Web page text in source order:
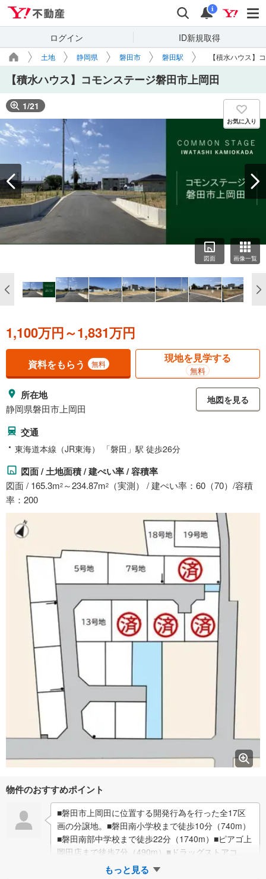
検索 通知
i
ログイン ID新規取得
土地 静岡県 磐田市 磐田駅 【積水ハウス】
【積水ハウス】コモンステージ磐田市上岡田
1/21
お気に入り
図面 画像一覧
1,100万円～1,831万円
資料をもらう 無料 現地を見学する
無料
所在地
静岡県磐田市上岡田
地図を見る
交通
東海道本線（JR東海） 「磐田」駅 徒歩26分
図面 / 土地面積 / 建ぺい率 / 容積率
図面 / 165.3m2 ～234.87m2
（実測） / 建ぺい率：60（70）/容積
率：200
物件のおすすめポイント
■磐田市上岡田に位置する開発行為を行った全17区
画の分譲地。■磐田南小学校まで徒歩10分（740m）
■磐田南部中学校まで徒歩22分（1740m）■ピアゴ上
岡田店まで徒歩7分（490m）■ドラッグストアコス
モス上岡田店まで徒歩5分（…
もっと見る